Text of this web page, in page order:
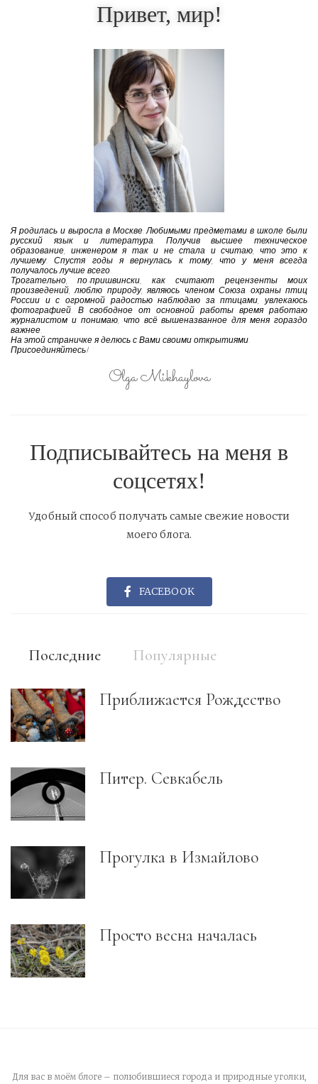
Привет, мир!
Я родилась и выросла в Москве. Любимыми предметами в школе были
русский язык и литература. Получив высшее техническое
образование, инженером я так и не стала и считаю, что это к
лучшему. Спустя годы я вернулась к тому, что у меня всегда
получалось лучше всего.
Трогательно, по-пришвински, как считают рецензенты моих
произведений, люблю природу, являюсь членом Союза охраны птиц
России и с огромной радостью наблюдаю за птицами, увлекаюсь
фотографией. В свободное от основной работы время работаю
журналистом и понимаю, что всё вышеназванное для меня гораздо
важнее.
На этой страничке я делюсь с Вами своими открытиями.
Присоединяйтесь!
Olga Mikhaylova
Подписывайтесь на меня в
соцсетях!
Удобный способ получать самые свежие новости
моего блога.
FACEBOOK
Последние Популярные
Приближается Рождество
Питер. Севкабель
Прогулка в Измайлово
Просто весна началась
Для вас в моём блоге – полюбившиеся города и природные уголки,